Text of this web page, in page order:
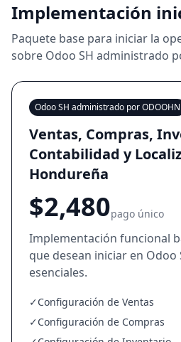
Implementación
Paquete base para iniciar la
sobre Odoo SH administrado
Odoo SH administrado por ODOOHN
Ventas, Compras,
Contabilidad y
Hondureña
$2,480pago único
Implementación funcional
que desean iniciar en Odoo
esenciales.
✓Configuración de Ventas
✓Configuración de Compras